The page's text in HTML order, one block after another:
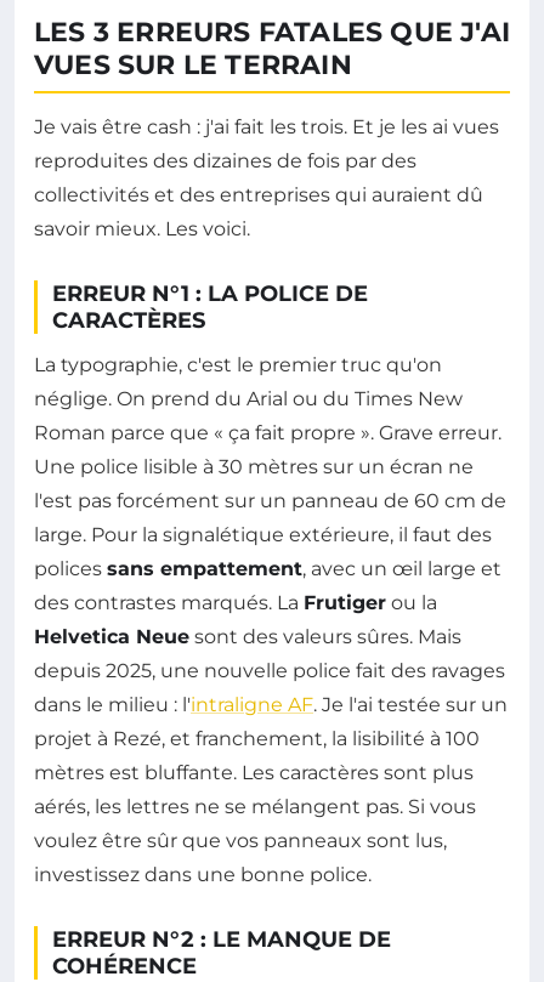
LES 3 ERREURS FATALES QUE J'AI
VUES SUR LE TERRAIN
Je vais être cash : j'ai fait les trois. Et je les ai vues
reproduites des dizaines de fois par des
collectivités et des entreprises qui auraient dû
savoir mieux. Les voici.
ERREUR N°1 : LA POLICE DE
CARACTÈRES
La typographie, c'est le premier truc qu'on
néglige. On prend du Arial ou du Times New
Roman parce que « ça fait propre ». Grave erreur.
Une police lisible à 30 mètres sur un écran ne
l'est pas forcément sur un panneau de 60 cm de
large. Pour la signalétique extérieure, il faut des
polices sans empattement, avec un œil large et
des contrastes marqués. La Frutiger ou la
Helvetica Neue sont des valeurs sûres. Mais
depuis 2025, une nouvelle police fait des ravages
dans le milieu : l'intraligne AF. Je l'ai testée sur un
projet à Rezé, et franchement, la lisibilité à 100
mètres est bluffante. Les caractères sont plus
aérés, les lettres ne se mélangent pas. Si vous
voulez être sûr que vos panneaux sont lus,
investissez dans une bonne police.
ERREUR N°2 : LE MANQUE DE
COHÉRENCE